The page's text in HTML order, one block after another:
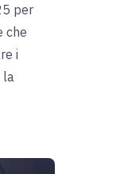
per
che
i
la